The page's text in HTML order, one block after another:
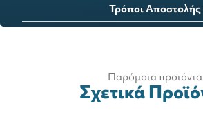
Τρόποι Αποστολής
Παρόμοια προιόντα
Σχετικά